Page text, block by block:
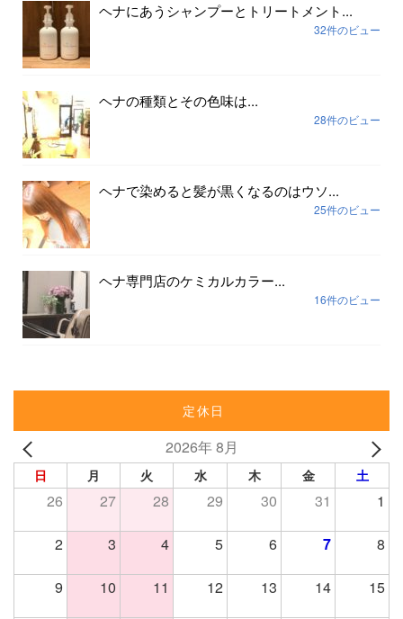
ヘナにあうシャンプーとトリートメント...
32件のビュー
ヘナの種類とその色味は...
28件のビュー
ヘナで染めると髪が黒くなるのはウソ...
25件のビュー
ヘナ専門店のケミカルカラー...
16件のビュー
定休日
2026年 8月
日 月 火 水 木 金 土
26 27 28 29 30 31 1
2 3 4 5 6 7 8
9 10 11 12 13 14 15